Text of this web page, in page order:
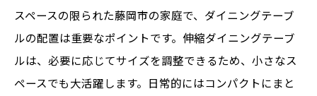
藤岡市のライフスタイルにフィットするテ
食卓を華やかにするダイニングテーブルの機能
スペースの限られた藤岡市の家庭で、ダイニングテーブ
ルの配置は重要なポイントです。伸縮ダイニングテーブ
ルは、必要に応じてサイズを調整できるため、小さなス
ペースでも大活躍します。日常的にはコンパクトにまと